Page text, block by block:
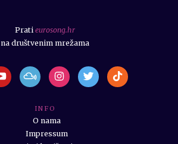
I N F O
O nama
Impressum
Prati eurosong.hr
na društvenim mrežama